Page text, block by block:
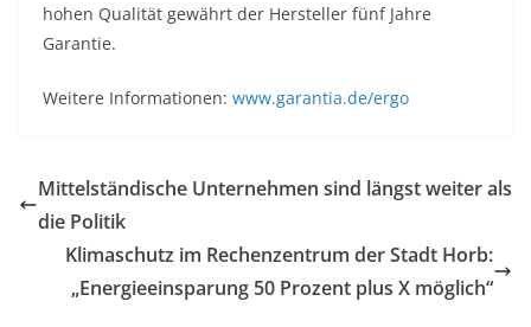
hohen Qualität gewährt der Hersteller fünf Jahre
Garantie.
Weitere Informationen: www.garantia.de/ergo
Mittelständische Unternehmen sind längst weiter als
die Politik
Klimaschutz im Rechenzentrum der Stadt Horb:
„Energieeinsparung 50 Prozent plus X möglich“